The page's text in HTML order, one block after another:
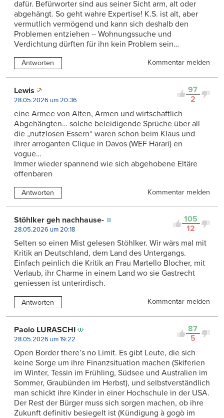
dafür. Befürworter sind aus seiner Sicht arm, alt oder
abgehängt. So geht wahre Expertise! K.S. ist alt, aber
vermutlich vermögend und kann sich deshalb den
Problemen entziehen – Wohnungssuche und
Verdichtung dürften für ihn kein Problem sein…
Antworten Kommentar melden
97
2
Lewis
28.05.2026 um 20:36
eine Armee von Alten, Armen und wirtschaftlich
Abgehängten… solche beleidigende Sprüche über all
die „nutzlosen Essern“ waren schon beim Klaus und
ihrer arroganten Clique in Davos (WEF Harari) en
vogue…
Immer wieder spannend wie sich abgehobene Eltäre
offenbaren
Antworten Kommentar melden
105
12
Stöhlker geh nachhause-
28.05.2026 um 20:18
Selten so einen Mist gelesen Stöhlker. Wir wärs mal mit
Kritik an Deutschland, dem Land des Untergangs.
Einfach peinlich die Kritik an Frau Martello Blocher, mit
Verlaub, ihr Charme in einem Land wo sie Gastrecht
geniessen ist unterirdisch.
Antworten Kommentar melden
87
5
Paolo LURASCHI
28.05.2026 um 19:22
Open Border there’s no Limit. Es gibt Leute, die sich
keine Sorge um ihre Finanzsituation machen (Skiferien
im Winter, Tessin im Frühling, Südsee und Australien im
Sommer, Graubünden im Herbst), und selbstverständlich
man schickt ihre Kinder in einer Hochschule in der USA.
Der Rest der Bürger muss sich sorgen machen, ob ihre
Zukunft definitiv besiegelt ist (Kündigung à gogò im